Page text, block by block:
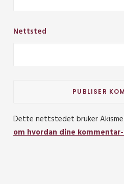
Nettsted
Dette nettstedet bruker
om hvordan dine